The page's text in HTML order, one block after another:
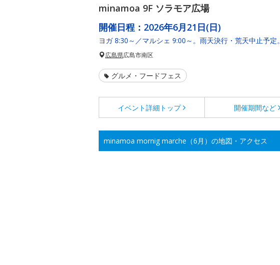
minamoa 9F ソラモア広場
開催日程： 2026年6月21日(日)
ヨガ 8:30～／マルシェ 9:00～。雨天決行・荒天中止予定。
広島県広島市南区
グルメ・フードフェス
イベント詳細 トップ 開催期間など
minamoa mornig marche（6月）の地図・アクセス